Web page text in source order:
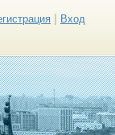
Вход